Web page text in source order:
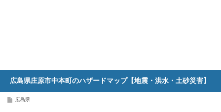
広島県庄原市中本町のハザードマップ【地震・洪水・土砂災害】
広島県